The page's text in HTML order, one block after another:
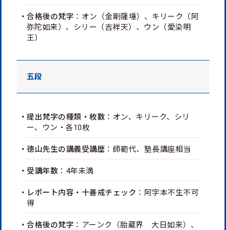
・合格後の梵字 ：オン（金剛薩埵）、キリーク（阿
弥陀如来）、シリー（吉祥天）、ウン（愛染明
王）
五段
・提出梵字の種類・枚数 ：オン、キリーク、シリ
ー、ウン・各10枚
・徳山先生の講義受講歴 ：師範代、塾長講座相当
・受講年数 ：4年未満
・レポート内容・十善戒チェック ：阿字本不生不可
得
・合格後の梵字 ：アーンク（胎蔵界 大日如来）、